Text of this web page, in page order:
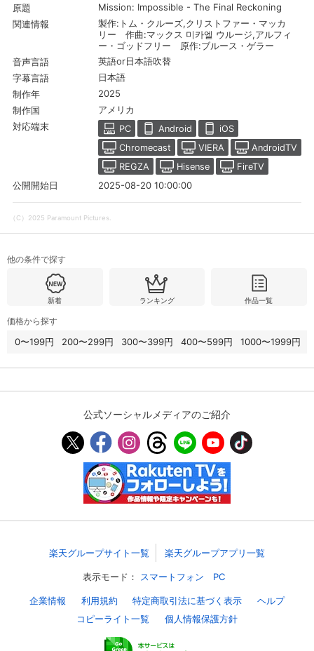
決済方法変更 決済方法の変更が可能です。
購入明細 ４ヵ月分の購入明細の確認が可能です。
Myクーポン
ます。
レンタル、購入、定額見放題の購入履歴の
確認が可能です。こちらから視聴いただく
と便利です。
お気に入り
お気に入りに登録した作品を確認できま
閲覧履歴
視聴年齢制限
サイト内で表示される作品の表示制限が可
バイス連携の設定ができます。
求められるのでお子さまがいても安心で
レスの変更が可能です。
可能です。
原題 Mission: Impossible - The Final Reckoning
関連情報
製作:トム・クルーズ,クリストファー・マッカ
リー 作曲:マックス 미카엘 ウルージ,アルフィ
ー・ゴッドフリー 原作:ブルース・ゲラー
音声言語 英語or日本語吹替
字幕言語 日本語
制作年 2025
制作国 アメリカ
対応端末 PC Android
iOS
Chromecast
VIERA
AndroidTV
REGZA
Hisense
FireTV
公開開始日
2025-08-20 10:00:00
（C）2025 Paramount Pictures.
他の条件で探す
新着 ランキング 作品一覧
価格から探す
0〜199円 200〜299円 300〜399円 400〜599円 1000〜1999円
公式ソーシャルメディアのご紹介
楽天グループサイト一覧 楽天グループアプリ一覧
表示モード： スマートフォン PC
企業情報 利用規約 特定商取引法に基づく表示
ヘルプ
コピーライト一覧
個人情報保護方針